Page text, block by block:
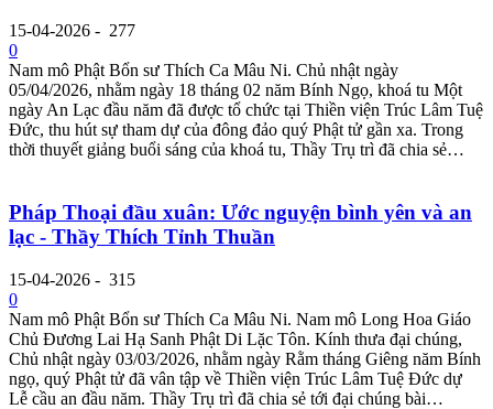
15-04-2026 - 277
0
Nam mô Phật Bổn sư Thích Ca Mâu Ni. Chủ nhật ngày
05/04/2026, nhằm ngày 18 tháng 02 năm Bính Ngọ, khoá tu Một
ngày An Lạc đầu năm đã được tổ chức tại Thiền viện Trúc Lâm Tuệ
Đức, thu hút sự tham dự của đông đảo quý Phật tử gần xa. Trong
thời thuyết giảng buổi sáng của khoá tu, Thầy Trụ trì đã chia sẻ…
Pháp Thoại đầu xuân: Ước nguyện bình yên và an
lạc - Thầy Thích Tỉnh Thuần
15-04-2026 - 315
0
Nam mô Phật Bổn sư Thích Ca Mâu Ni. Nam mô Long Hoa Giáo
Chủ Đương Lai Hạ Sanh Phật Di Lặc Tôn. Kính thưa đại chúng,
Chủ nhật ngày 03/03/2026, nhằm ngày Rằm tháng Giêng năm Bính
ngọ, quý Phật tử đã vân tập về Thiền viện Trúc Lâm Tuệ Đức dự
Lễ cầu an đầu năm. Thầy Trụ trì đã chia sẻ tới đại chúng bài…